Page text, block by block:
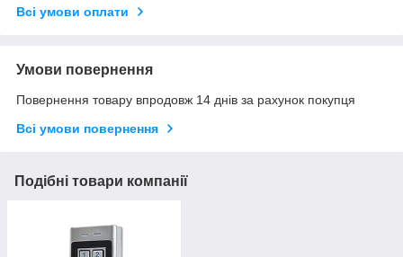
Всі умови оплати
Умови повернення
Повернення товару впродовж 14 днів за рахунок покупця
Всі умови повернення
Подібні товари компанії